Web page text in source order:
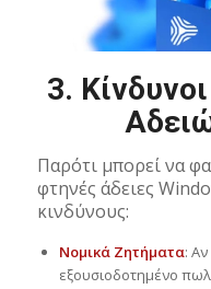
3.
Παρότι μπορεί να
φτηνές άδειες
κινδύνους:
Νομικά Ζητήματα:
εξουσιοδοτημένο